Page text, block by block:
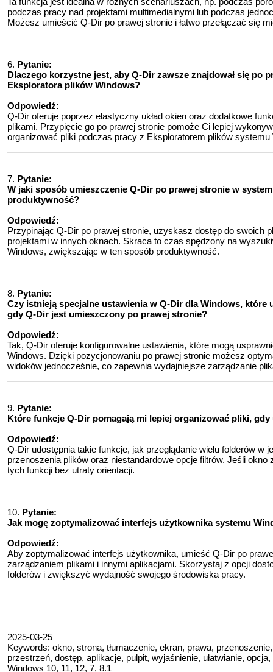
podczas pracy nad projektami multimedialnymi lub podczas
Możesz umieścić Q-Dir po prawej stronie i łatwo przełączać się
6. Pytanie:
Dlaczego korzystne jest, aby Q-Dir zawsze znajdował się po
Eksploratora plików Windows?
Odpowiedź:
Q-Dir oferuje poprzez elastyczny układ okien oraz dodatkowe
plikami. Przypięcie go po prawej stronie pomoże Ci lepiej
organizować pliki podczas pracy z Eksploratorem plików
7. Pytanie:
W jaki sposób umieszczenie Q-Dir po prawej stronie w
produktywność?
Odpowiedź:
Przypinając Q-Dir po prawej stronie, uzyskasz dostęp do swoich
projektami w innych oknach. Skraca to czas spędzony na
Windows, zwiększając w ten sposób produktywność.
8. Pytanie:
Czy istnieją specjalne ustawienia w Q-Dir dla Windows,
gdy Q-Dir jest umieszczony po prawej stronie?
Odpowiedź:
Tak, Q-Dir oferuje konfigurowalne ustawienia, które mogą
Windows. Dzięki pozycjonowaniu po prawej stronie możesz
widoków jednocześnie, co zapewnia wydajniejsze zarządzanie
9. Pytanie:
Które funkcje Q-Dir pomagają mi lepiej organizować pliki,
Odpowiedź:
Q-Dir udostępnia takie funkcje, jak przeglądanie wielu folderów w
przenoszenia plików oraz niestandardowe opcje filtrów. Jeśli
tych funkcji bez utraty orientacji.
10. Pytanie:
Jak mogę zoptymalizować interfejs użytkownika systemu
Odpowiedź:
Aby zoptymalizować interfejs użytkownika, umieść Q-Dir po
zarządzaniem plikami i innymi aplikacjami. Skorzystaj z opcji
folderów i zwiększyć wydajność swojego środowiska pracy.
2025-03-25
Keywords: okno, strona, tłumaczenie, ekran, prawa,
przestrzeń, dostęp, aplikacje, pulpit, wyjaśnienie, ułatwianie,
Windows 10, 11, 12, 7, 8.1